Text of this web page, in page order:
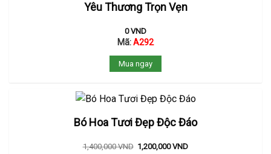
Yêu Thương Trọn Vẹn
0VND
Mã:A292
Mua ngay
Bó Hoa Tươi Đẹp Độc Đáo
1,400,000VND 1,200,000VND